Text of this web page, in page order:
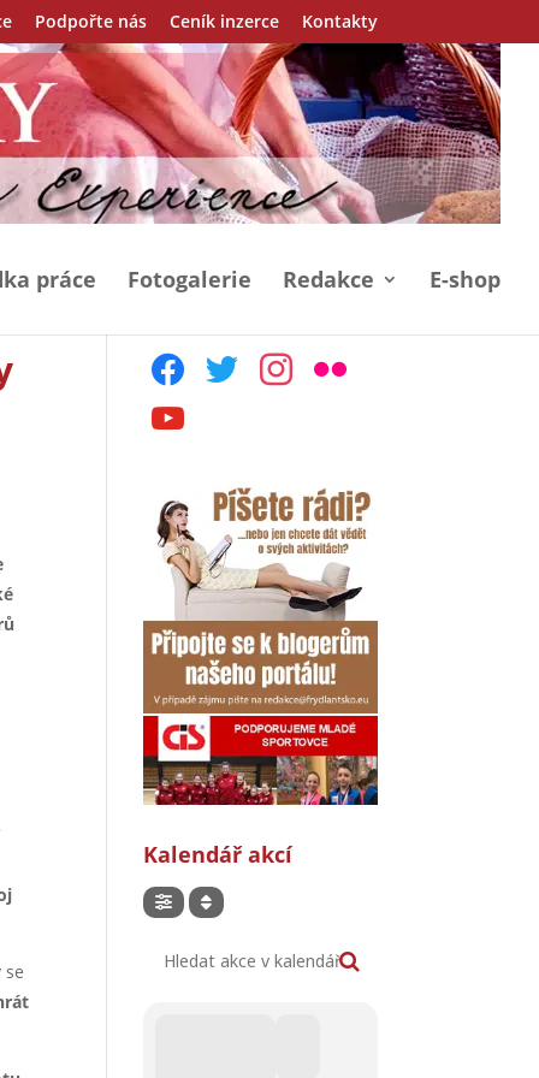
Podpořte nás Ceník inzerce Kontakty
práce Fotogalerie Redakce E-shop
se
facebooktwitter instagram
flickr
youtube
Kalendář akcí